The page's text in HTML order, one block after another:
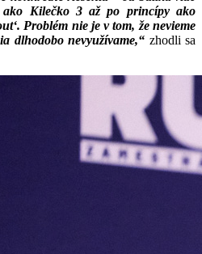
ako Kilečko 3 až po princípy ako
Problém nie je v tom, že nevieme
dlhodobo nevyužívame,“ zhodli sa